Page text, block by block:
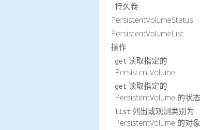
持久卷
PersistentVolumeStatus
PersistentVolumeList
操作
get 读取指定的
PersistentVolume
get 读取指定的
PersistentVolume 的状态
list 列出或观测类别为
PersistentVolume 的对象